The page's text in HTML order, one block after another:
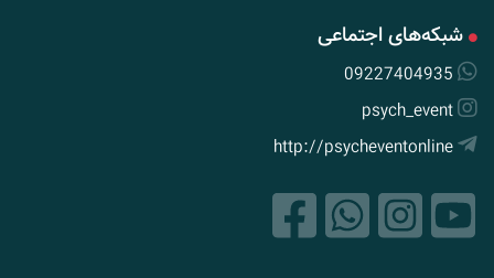
شبکه‌های اجتماعی
09227404935
psych_event
http://psycheventonline